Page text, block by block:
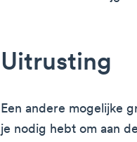
Uitrusting
Een andere mogelijke
je nodig hebt om aan